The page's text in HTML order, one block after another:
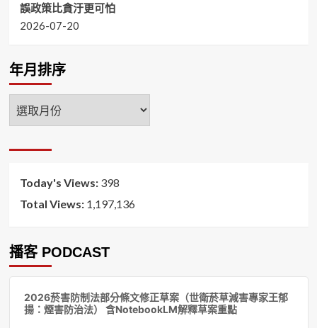
誤政策比貪汙更可怕
2026-07-20
年月排序
年
月
序
Today's Views: 398
Total Views: 1,197,136
播客 PODCAST
2026菸害防制法部分條文修正草案（世衛菸草減害專家王郁
揚：煙害防治法） 含NotebookLM解釋草案重點